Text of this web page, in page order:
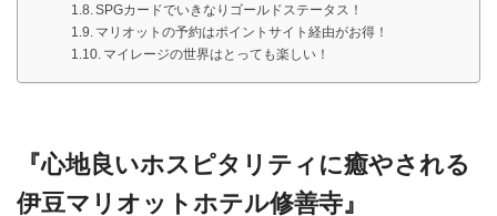
SPGカードでいきなりゴールドステータス！
マリオットの予約はポイントサイト経由がお得！
マイレージの世界はとっても楽しい！
『心地良いホスピタリティに癒やされる
伊豆マリオットホテル修善寺』